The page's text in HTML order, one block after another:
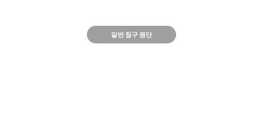
일반 침구 원단